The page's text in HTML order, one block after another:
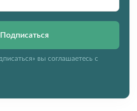
Подписаться
вы соглашаетесь с